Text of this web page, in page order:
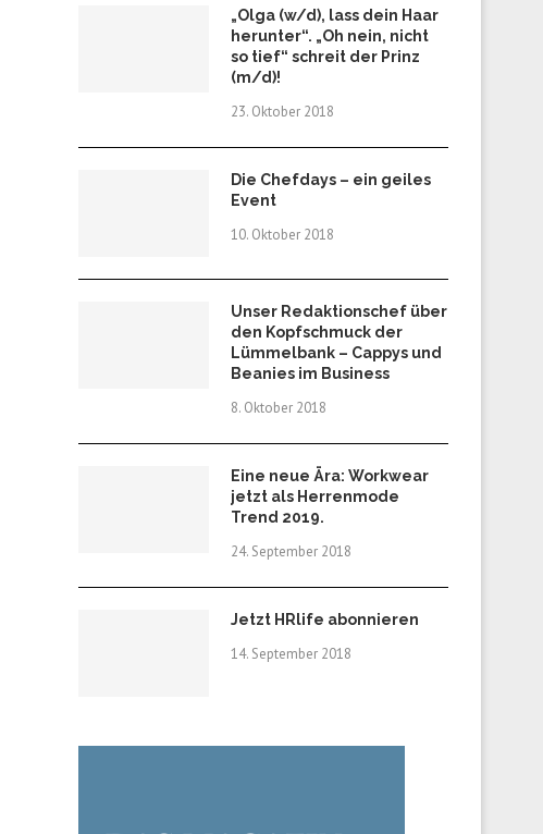
„Olga (w/d), lass dein Haar
herunter“. „Oh nein, nicht
so tief“ schreit der Prinz
(m/d)!
23. Oktober 2018
Die Chefdays – ein geiles
Event
10. Oktober 2018
Unser Redaktionschef über
den Kopfschmuck der
Lümmelbank – Cappys und
Beanies im Business
8. Oktober 2018
Eine neue Ära: Workwear
jetzt als Herrenmode
Trend 2019.
24. September 2018
Jetzt HRlife abonnieren
14. September 2018